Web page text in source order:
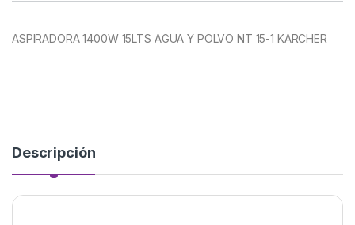
ASPIRADORA 1400W 15LTS AGUA Y POLVO NT 15-1 KARCHER
Descripción